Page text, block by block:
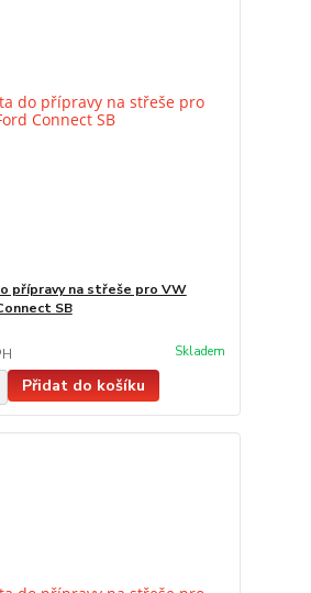
přípravy na střeše pro VW
SB
Skladem
Přidat do košíku